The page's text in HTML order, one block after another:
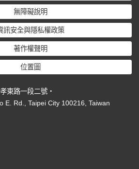
無障礙說明
訊安全與隱私權政策
著作權聲明
位置圖
東路一段二號‧
E. Rd., Taipei City 100216, Taiwan